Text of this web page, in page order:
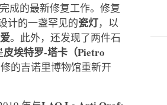
成的最新修复工作。修复
计的一盏罕见的瓷灯，以
。此外，还发现了两件石
皮埃特罗-塔卡（Pietro
的吉诺里博物馆重新开